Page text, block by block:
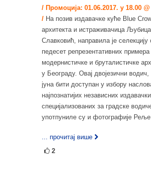
/ Промоција: 01.06.2017. у 18.00
/ На позив издавачке куће Blue
архитекта и истраживачица Љубица
Славковић, направила је селекцију
педесет репрезентативних примера
модернистичке и бруталистичке
у Београду. Овај двојезични водич,
јуна бити доступан у избору
најпознатијих независних
специјализованих за градске
употпуниле су и фотографије Реље
... прочитај више
2